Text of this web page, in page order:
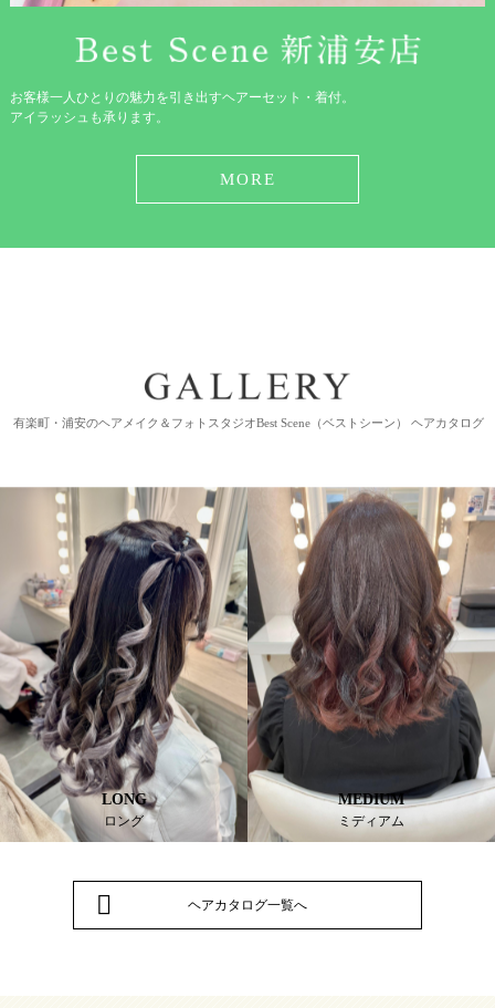
お客様一人ひとりの魅力を引き出すヘアーセット・着付。
アイラッシュも承ります。
MORE
有楽町・浦安のヘアメイク＆フォトスタジオBest Scene（ベストシーン） ヘアカタログ
LONG
ロング
MEDIUM
ミディアム
ヘアカタログ一覧へ